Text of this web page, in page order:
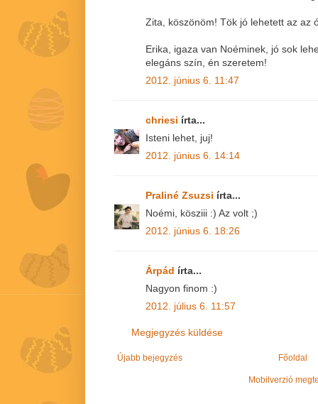
Zita, köszönöm! Tök jó lehetett az az
Erika, igaza van Noéminek, jó sok
elegáns szín, én szeretem!
2012. június 6. 11:47
chriesi írta...
Isteni lehet, juj!
2012. június 6. 14:14
Praliné Zsuzsi írta...
Noémi, kösziii :) Az volt ;)
2012. június 6. 18:26
Árpád írta...
Nagyon finom :)
2012. július 6. 11:57
Megjegyzés küldése
Újabb bejegyzés Főoldal
Mobilverzió